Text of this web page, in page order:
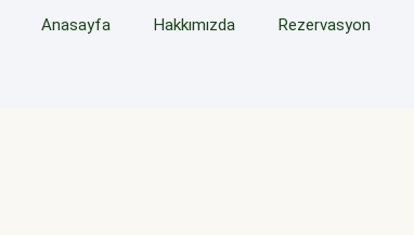
Anasayfa Hakkımızda Rezervasyon